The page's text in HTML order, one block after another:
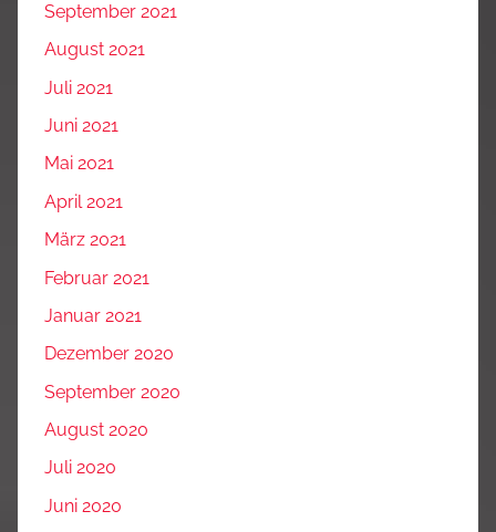
September 2021
August 2021
Juli 2021
Juni 2021
Mai 2021
April 2021
März 2021
Februar 2021
Januar 2021
Dezember 2020
September 2020
August 2020
Juli 2020
Juni 2020